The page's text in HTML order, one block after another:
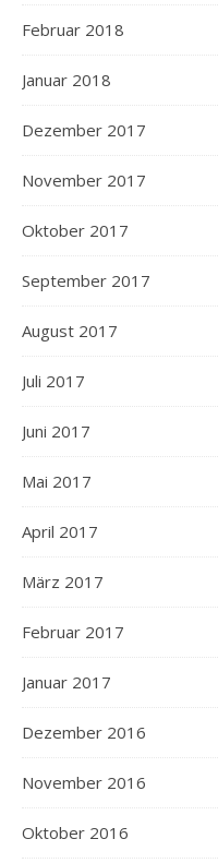
Februar 2018
Januar 2018
Dezember 2017
November 2017
Oktober 2017
September 2017
August 2017
Juli 2017
Juni 2017
Mai 2017
April 2017
März 2017
Februar 2017
Januar 2017
Dezember 2016
November 2016
Oktober 2016